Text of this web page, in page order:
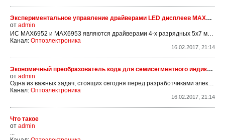
Экспериментальное управление драйверами LED дисплеев MAX6952 и MAX6953
от admin
ИС MAX6952 и MAX6953 являются драйверами 4-х разрядных 5х7 матричных LED дисплеев, управляемых посредством высокоскоростного SPI (MAX6952) или I
Канал: Оптоэлектроника
16.02.2017, 21:14
Экономичный преобразователь кода для семисегментного индикатора
от admin
Одна из важных задач, стоящих сегодня перед разработчиками электронной аппаратуры, как профессионалами, так и радиолюбителями, — всемерное снижение ее токопотребления. Решать эту задачу можно по-разному: и применением экономичных микросхем, и созданием новых схемных решений,...
Канал: Оптоэлектроника
16.02.2017, 21:14
Что такое
от admin
...